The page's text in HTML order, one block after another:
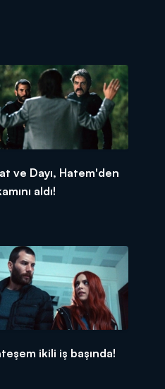
ve Dayı, Hatem'den
aldı!
ikili iş başında!